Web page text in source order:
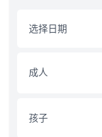
选择日期
成人
孩子